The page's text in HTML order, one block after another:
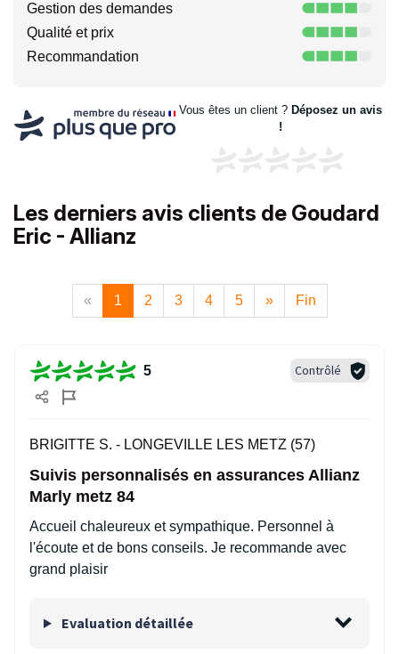
Gestion des demandes
Qualité et prix
Recommandation
Vous êtes un client ? Déposez un avis
!
Les derniers avis clients de Goudard
Eric - Allianz
« 1 2 3 4 5 » Fin
5 Contrôlé
BRIGITTE S. - LONGEVILLE LES METZ (57)
Suivis personnalisés en assurances Allianz
Marly metz 84
Accueil chaleureux et sympathique. Personnel à
l'écoute et de bons conseils. Je recommande avec
grand plaisir
Evaluation détaillée